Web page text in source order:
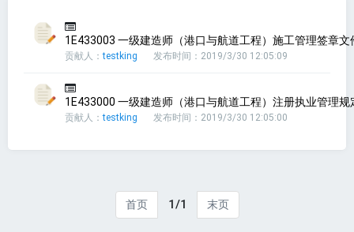
1E433003 一级建造师（港口与航道工程）施工管理签章
贡献人：testking 发布时间：2019/3/30 12:05:09
1E433000 一级建造师（港口与航道工程）注册执业管理
贡献人：testking 发布时间：2019/3/30 12:05:00
首页 1/1 末页